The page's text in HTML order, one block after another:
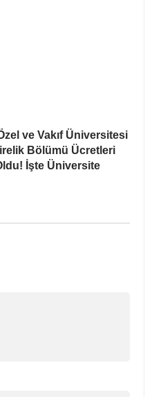
ve Vakıf Üniversitesi
Bölümü Ücretleri
İşte Üniversite